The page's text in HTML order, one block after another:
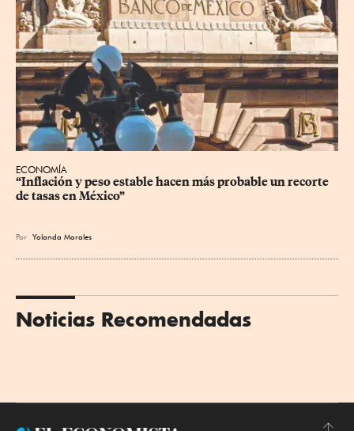
ECONOMÍA
“Inflación y peso estable hacen más probable un recorte
de tasas en México”
Por Yolanda Morales
Noticias Recomendadas